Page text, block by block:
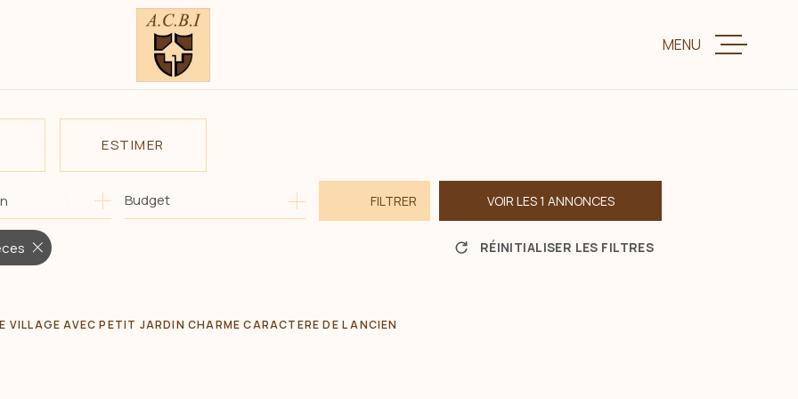
MENU
PRO
ESTIMER
Budget FILTRER VOIR LES1 ANNONCES
RÉINITIALISER LES FILTRES
VILLAGE AVEC PETIT JARDIN CHARME CARACTERE DE L ANCIEN